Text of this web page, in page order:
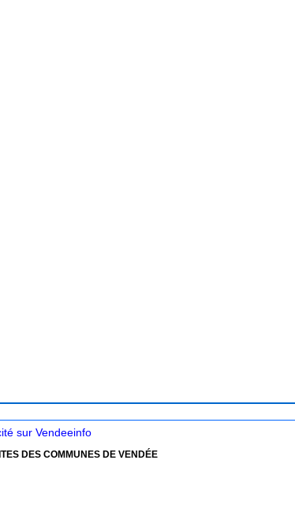
sur Vendeeinfo
DES COMMUNES DE VENDÉE